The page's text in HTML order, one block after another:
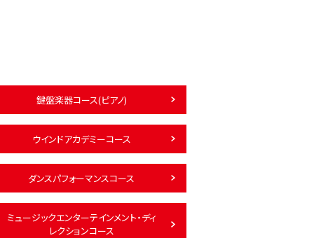
鍵盤楽器コース(ピアノ)
ウインドアカデミーコース
ダンスパフォーマンスコース
ミュージックエンターテインメント・ディ
レクションコース